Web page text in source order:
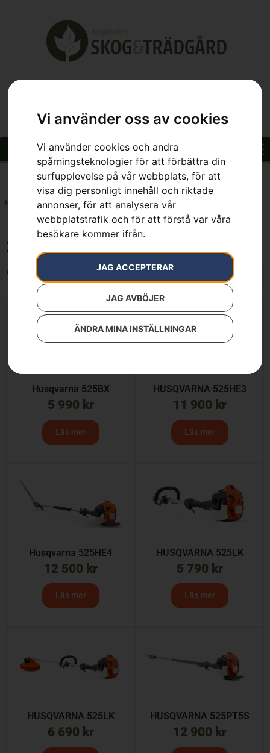
Vi använder oss av cookies
Vi använder cookies och andra
spårningsteknologier för att förbättra din
surfupplevelse på vår webbplats, för att
visa dig personligt innehåll och riktade
annonser, för att analysera vår
webbplatstrafik och för att förstå var våra
besökare kommer ifrån.
JAG ACCEPTERAR
JAG AVBÖJER
ÄNDRA MINA INSTÄLLNINGAR
Hem 25.4 cm³
25.4 cm³
Visar alla 8 resultat
Husqvarna 525BX
5 990 kr
Läs mer
HUSQVARNA 525HE3
11 900 kr
Läs mer
Husqvarna 525HE4
12 500 kr
Läs mer
HUSQVARNA 525LK
5 790 kr
Läs mer
HUSQVARNA 525LK
6 690 kr
HUSQVARNA 525PT5S
12 900 kr